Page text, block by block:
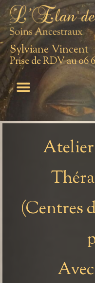
Sylviane Vincent
Prise de RDV au 06
Atelier
(Centres